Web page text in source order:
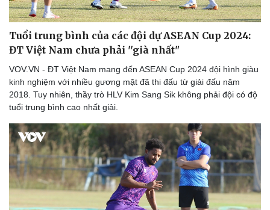
Tuổi trung bình của các đội dự ASEAN Cup 2024:
ĐT Việt Nam chưa phải ''già nhất"
VOV.VN - ĐT Việt Nam mang đến ASEAN Cup 2024 đội hình giàu
kinh nghiệm với nhiều gương mặt đã thi đấu từ giải đấu năm
2018. Tuy nhiên, thầy trò HLV Kim Sang Sik không phải đội có độ
tuổi trung bình cao nhất giải.